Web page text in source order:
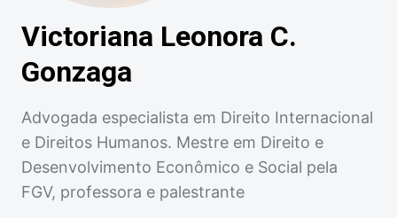
Victoriana Leonora C.
Gonzaga
Advogada especialista em Direito Internacional
e Direitos Humanos. Mestre em Direito e
Desenvolvimento Econômico e Social pela
FGV, professora e palestrante